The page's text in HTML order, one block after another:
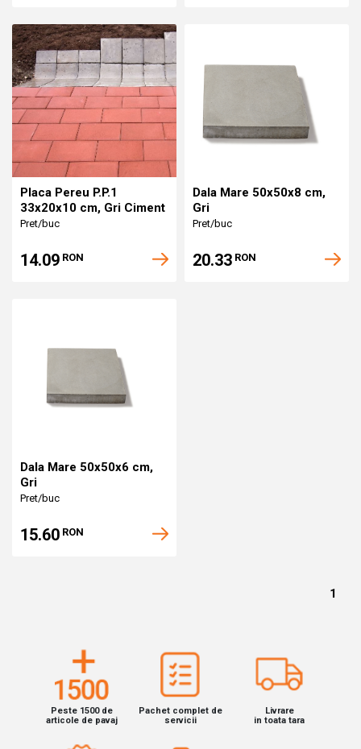
Placa Pereu P.P.1
33x20x10 cm, Gri Ciment
Pret/buc
14.09 RON
Dala Mare 50x50x8 cm,
Gri
Pret/buc
20.33 RON
Dala Mare 50x50x6 cm,
Gri
Pret/buc
15.60 RON
1
Peste 1500 de
articole de pavaj
Pachet complet de
servicii
Livrare
in toata tara